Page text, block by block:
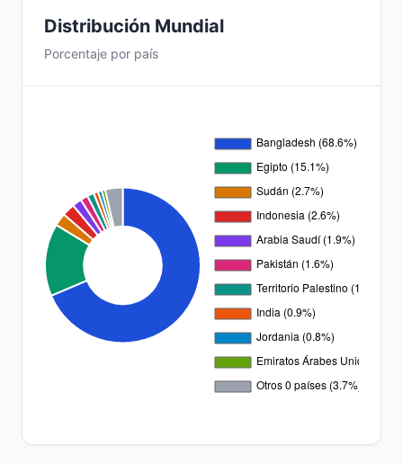
Distribución Mundial
Porcentaje por país